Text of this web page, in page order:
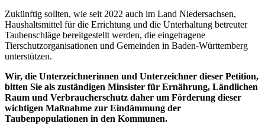
Zukünftig sollten, wie seit 2022 auch im Land Niedersachsen,
Haushaltsmittel für die Errichtung und die Unterhaltung betreuter
Taubenschläge bereitgestellt werden, die eingetragene
Tierschutzorganisationen und Gemeinden in Baden-Württemberg
unterstützen.
Wir, die Unterzeichnerinnen und Unterzeichner dieser Petition,
bitten Sie als zuständigen Minsister für Ernährung, Ländlichen
Raum und Verbraucherschutz daher um Förderung dieser
wichtigen Maßnahme zur Eindämmung der
Taubenpopulationen in den Kommunen.